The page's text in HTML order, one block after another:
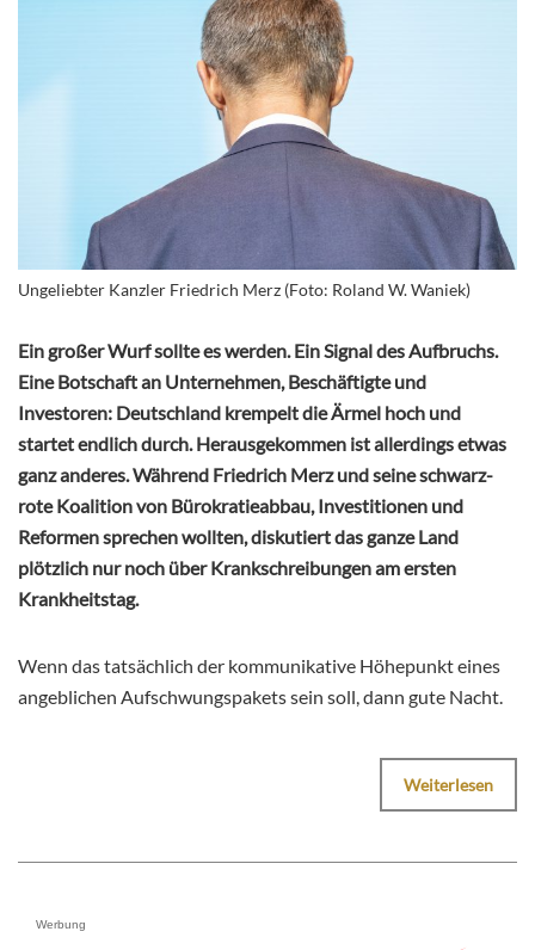
Ungeliebter Kanzler Friedrich Merz (Foto: Roland W. Waniek)
Ein großer Wurf sollte es werden. Ein Signal des Aufbruchs.
Eine Botschaft an Unternehmen, Beschäftigte und
Investoren: Deutschland krempelt die Ärmel hoch und
startet endlich durch. Herausgekommen ist allerdings etwas
ganz anderes. Während Friedrich Merz und seine schwarz-
rote Koalition von Bürokratieabbau, Investitionen und
Reformen sprechen wollten, diskutiert das ganze Land
plötzlich nur noch über Krankschreibungen am ersten
Krankheitstag.
Wenn das tatsächlich der kommunikative Höhepunkt eines
angeblichen Aufschwungspakets sein soll, dann gute Nacht.
Weiterlesen
Werbung